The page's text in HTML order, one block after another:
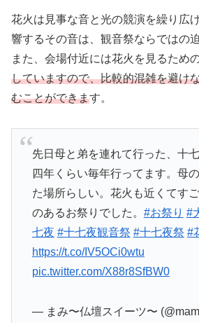
花火は見事な音と光の競演を繰り広
響するその音は、観音祭ならではの
また、会場付近には花火を見るため
していますので、比較的混雑を避け
むことができます。
先日母と弟を連れて行った、十
四年くらい毎年行ってます。母
た場所らしい。花火も近くてす
のあるお祭りでした。 #お祭り #
七夜 #十七夜観音祭 #十七夜祭 #
https://t.co/IV5OCi0wtu
pic.twitter.com/X88r8SfBW0
— まみ〜仏壇スイーツ〜